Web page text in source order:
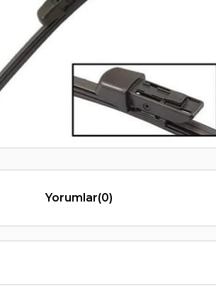
Yorumlar(0)